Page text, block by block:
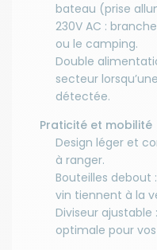
bateau (prise
230V AC :
ou le camping.
Double
secteur
détectée.
Praticité et mobilité
Design léger et
à ranger.
Bouteilles debout
vin tiennent à la
Diviseur
optimale pour